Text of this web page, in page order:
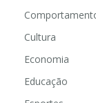
Cultura
Economia
Educação